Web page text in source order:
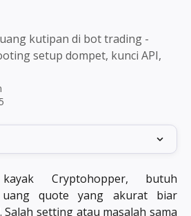
kutipan di bot trading -
setup dompet, kunci API,
Cryptohopper, butuh
quote yang akurat biar
setting atau masalah sama